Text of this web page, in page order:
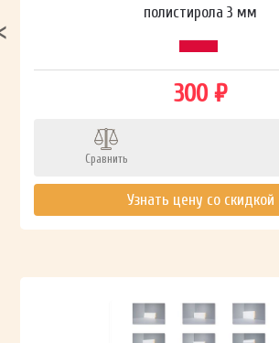
полистирола 3 мм
300 ₽
Сравнить
Узнать цену со скидкой